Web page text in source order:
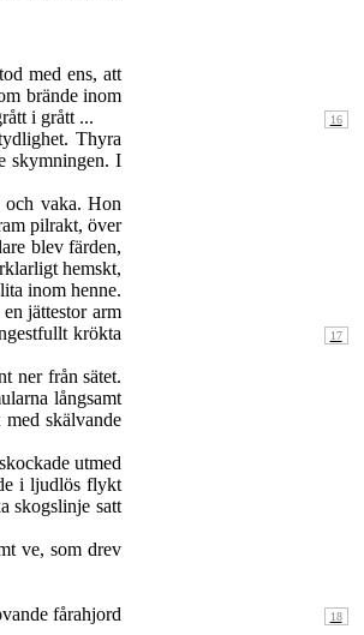
med ens, att
brände inom
i grått ...
Thyra
skymningen. I
och vaka. Hon
pilrakt, över
blev färden,
hemskt,
inom henne.
jättestor arm
krökta
ner från sätet.
långsamt
skälvande
utmed
i ljudlös flykt
skogslinje satt
ve, som drev
fårahjord